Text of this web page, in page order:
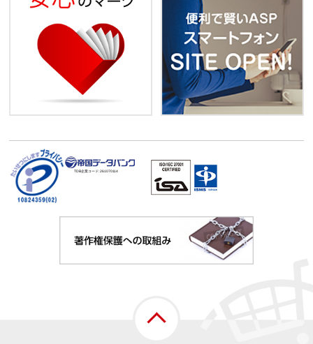
TDB企業コード:261070114